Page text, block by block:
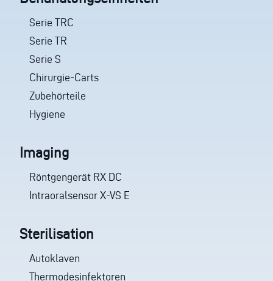
Serie TRC
Serie TR
Serie S
Chirurgie-Carts
Zubehörteile
Hygiene
Imaging
Röntgengerät RX DC
Intraoralsensor X-VS E
Sterilisation
Autoklaven
Thermodesinfektoren